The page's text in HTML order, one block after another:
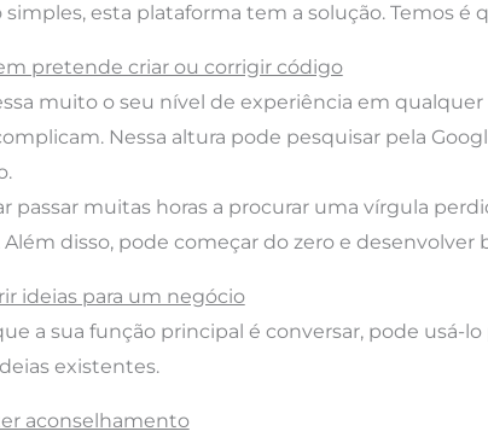
esta plataforma tem a solução. Temos
pretende criar ou corrigir código
muito o seu nível de experiência em
Nessa altura pode pesquisar pela
passar muitas horas a procurar uma vírgula
disso, pode começar do zero e
ideias para um negócio
a sua função principal é conversar, pode usá-
existentes.
aconselhamento